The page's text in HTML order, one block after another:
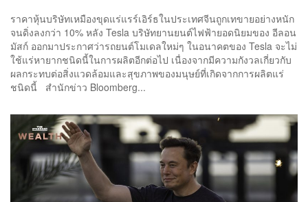
ราคาหุ้นบริษัทเหมืองขุดแร่แรร์เอิร์ธในประเทศจีนถูกเทขายอย่างหนัก
จนดิ่งลงกว่า 10% หลัง Tesla บริษัทยานยนต์ไฟฟ้ายอดนิยมของ อีลอน
มัสก์ ออกมาประกาศว่ารถยนต์โมเดลใหม่ๆ ในอนาคตของ Tesla จะไม่
ใช้แร่หายากชนิดนี้ในการผลิตอีกต่อไป เนื่องจากมีความกังวลเกี่ยวกับ
ผลกระทบต่อสิ่งแวดล้อมและสุขภาพของมนุษย์ที่เกิดจากการผลิตแร่
ชนิดนี้ สำนักข่าว Bloomberg...